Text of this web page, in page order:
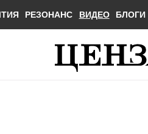
РЕЗОНАНС ВИДЕО БЛОГИ